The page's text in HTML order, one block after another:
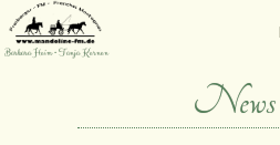
Barbara Heim • Tanja Kernen
News